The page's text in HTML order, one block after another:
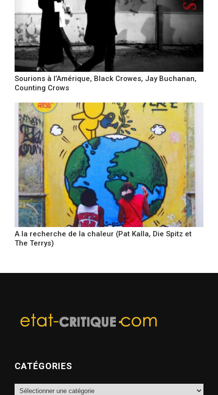
Sourions à l’Amérique, Black Crowes, Jay Buchanan,
Counting Crows
A la recherche de la chaleur (Pat Kalla, Die Spitz et
The Terrys)
CATÉGORIES
Catégories